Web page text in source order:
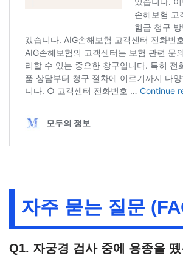
자주 묻는 질문
Q1. 자궁경 검사 중에 용종을